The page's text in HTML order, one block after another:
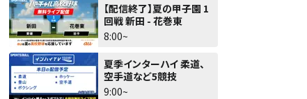
【配信終了】夏の甲子園 1
回戦 新田 - 花巻東
8:00~
夏季インターハイ 柔道、
空手道など5競技
9:00~